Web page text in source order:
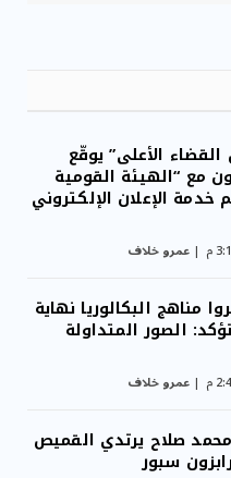
الأعلى” يوقّع
مع “الهيئة القومية
خدمة الإعلان الإلكتروني
عمرو خلاف
مناهج البكالوريا نهاية
الصور المتداولة
عمرو خلاف
محمد صلاح يرتدي القميص